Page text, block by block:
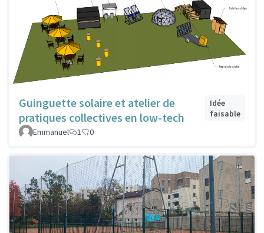
Guinguette solaire et atelier de
pratiques collectives en low-tech
Idée
faisable
Emmanuel
1 0